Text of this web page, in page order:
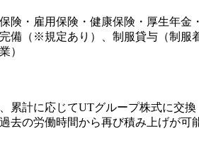
険・雇用保険・健康保険・厚生年金
備（※規定あり）、制服貸与（制服
）
累計に応じてUTグループ株式に交換
去の労働時間から再び積み上げが可